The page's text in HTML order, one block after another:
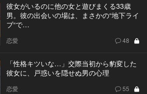
彼女がいるのに他の女と遊びまくる33歳
男。彼の出会いの場は、まさかの“地下ライ
ブ“で…
恋愛 48
「性格キツいな…」交際当初から豹変した
彼女に、戸惑いを隠せぬ男の心理
恋愛 55